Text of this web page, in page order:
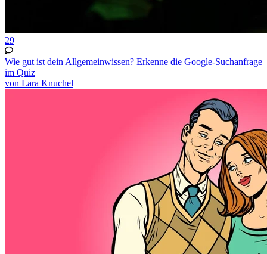
29
Wie gut ist dein Allgemeinwissen? Erkenne die Google-Suchanfrage
im Quiz
von Lara Knuchel